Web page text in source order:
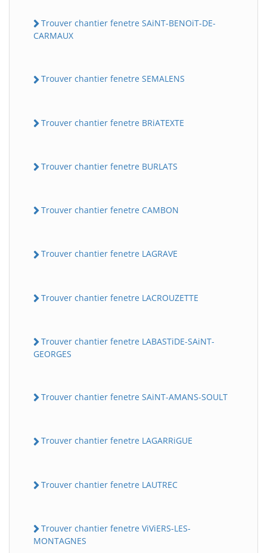
Trouver chantier fenetre SAiNT-BENOiT-DE-
CARMAUX
Trouver chantier fenetre SEMALENS
Trouver chantier fenetre BRiATEXTE
Trouver chantier fenetre BURLATS
Trouver chantier fenetre CAMBON
Trouver chantier fenetre LAGRAVE
Trouver chantier fenetre LACROUZETTE
Trouver chantier fenetre LABASTiDE-SAiNT-
GEORGES
Trouver chantier fenetre SAiNT-AMANS-SOULT
Trouver chantier fenetre LAGARRiGUE
Trouver chantier fenetre LAUTREC
Trouver chantier fenetre ViViERS-LES-
MONTAGNES